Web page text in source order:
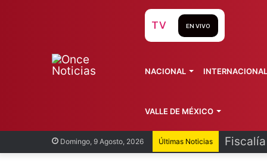
Domingo, 9 Agosto, 2026 Últimas Noticias
TV EN VIVO
NACIONAL INTERNACIONAL
VALLE DE MÉXICO